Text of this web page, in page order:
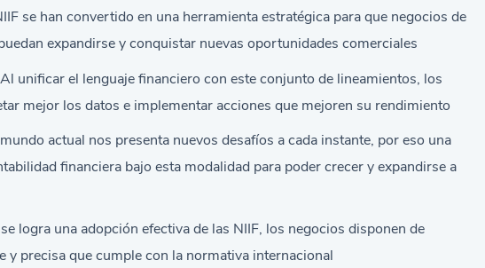
se han convertido en una herramienta estratégica para que negocios de
expandirse y conquistar nuevas oportunidades comerciales
Al unificar el lenguaje financiero con este conjunto de lineamientos, los
mejor los datos e implementar acciones que mejoren su rendimiento
actual nos presenta nuevos desafíos a cada instante, por eso una
financiera bajo esta modalidad para poder crecer y expandirse a
logra una adopción efectiva de las NIIF, los negocios disponen de
y precisa que cumple con la normativa internacional